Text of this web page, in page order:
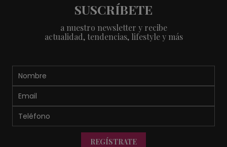
SUSCRÍBETE
a nuestro newsletter y recibe
actualidad, tendencias, lifestyle y más
REGÍSTRATE